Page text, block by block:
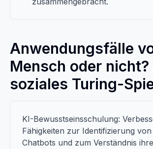
Anwendungsfälle
Mensch oder nicht?
soziales Turing-
KI-Bewusstseinsschulung:
Fähigkeiten zur Identifizierung
Chatbots und zum Verständnis